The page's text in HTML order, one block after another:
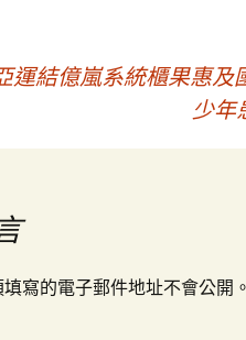
運結億嵐系統櫃果惠及
少年
寫的電子郵件地址不會公開。